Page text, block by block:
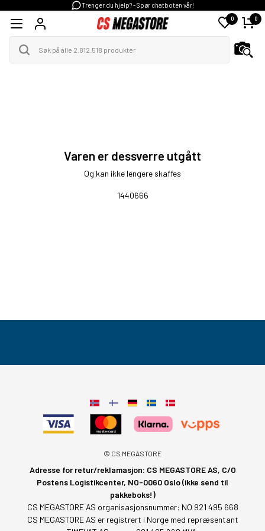
Trenger du hjelp? - Spør chatboten vår!
0 0
Varen er dessverre utgått
Og kan ikke lengere skaffes
1440666
© CS MEGASTORE
Adresse for retur/reklamasjon: CS MEGASTORE AS, C/O
Postens Logistikcenter, NO-0060 Oslo (ikke send til
pakkeboks!)
CS MEGASTORE AS organisasjonsnummer: NO 921 495 668
CS MEGASTORE AS er registrert i Norge med repræsentant